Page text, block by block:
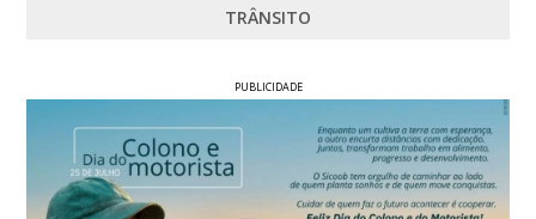
TRÂNSITO
PUBLICIDADE